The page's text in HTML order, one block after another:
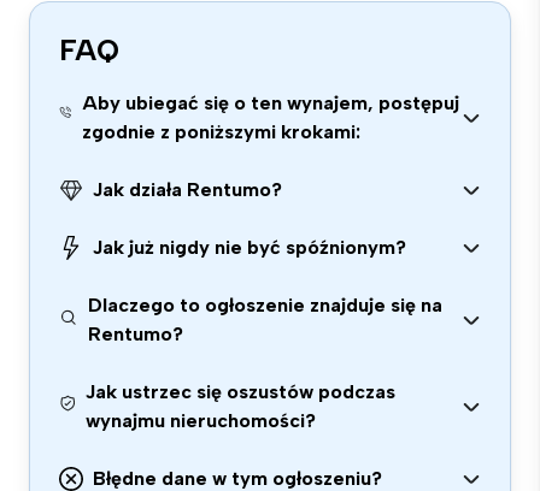
FAQ
Aby ubiegać się o ten wynajem, postępuj
zgodnie z poniższymi krokami:
Jak działa Rentumo?
Jak już nigdy nie być spóźnionym?
Dlaczego to ogłoszenie znajduje się na
Rentumo?
Jak ustrzec się oszustów podczas
wynajmu nieruchomości?
Błędne dane w tym ogłoszeniu?